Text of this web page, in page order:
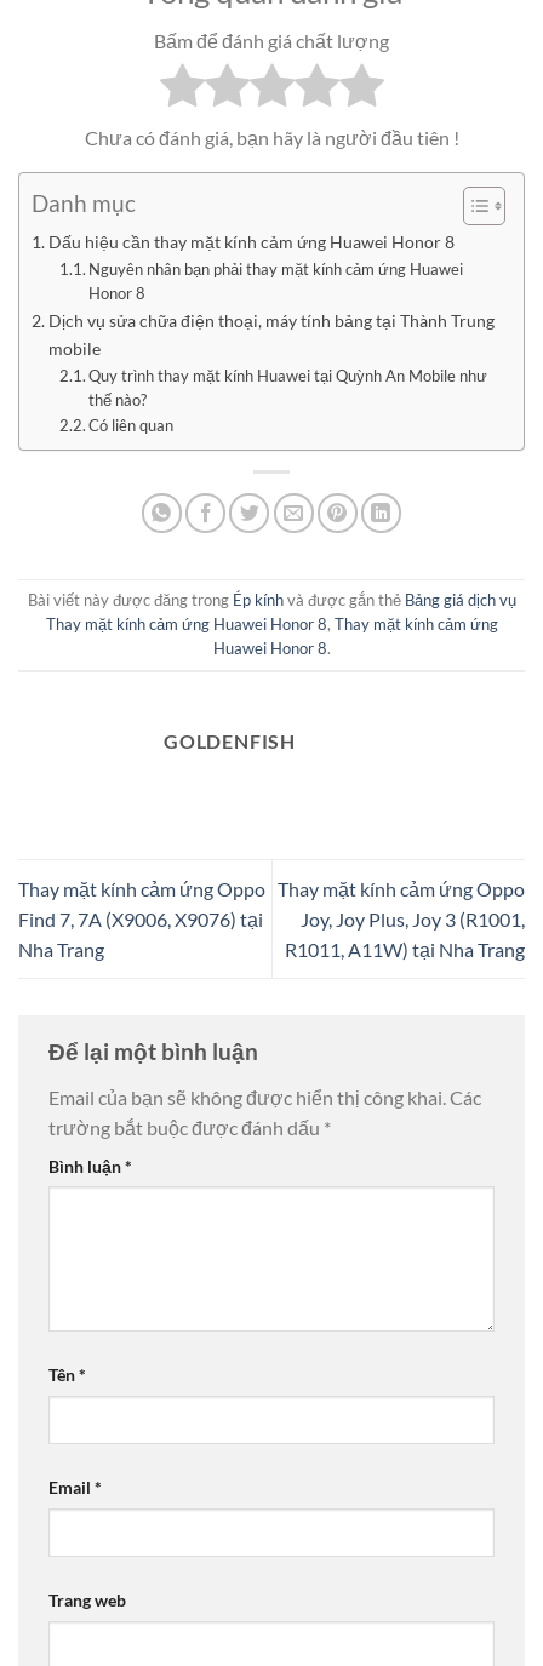
Bấm để đánh giá chất lượng
Chưa có đánh giá, bạn hãy là người đầu tiên !
Danh mục
Dấu hiệu cần thay mặt kính cảm ứng Huawei Honor 8
Nguyên nhân bạn phải thay mặt kính cảm ứng Huawei
Honor 8
Dịch vụ sửa chữa điện thoại, máy tính bảng tại Thành Trung
mobile
Quy trình thay mặt kính Huawei tại Quỳnh An Mobile như
thế nào?
Có liên quan
Bài viết này được đăng trong Ép kínhvà được gắn thẻ Bảng giá dịch vụ
Thay mặt kính cảm ứng Huawei Honor 8, Thay mặt kính cảm ứng
Huawei Honor 8.
GOLDENFISH
Thay mặt kính cảm ứng Oppo
Find 7, 7A (X9006, X9076) tại
Nha Trang
Thay mặt kính cảm ứng Oppo
Joy, Joy Plus, Joy 3 (R1001,
R1011, A11W) tại Nha Trang
Để lại một bình luận
Email của bạn sẽ không được hiển thị công khai. Các
trường bắt buộc được đánh dấu *
Bình luận*
Tên*
Email *
Trang web